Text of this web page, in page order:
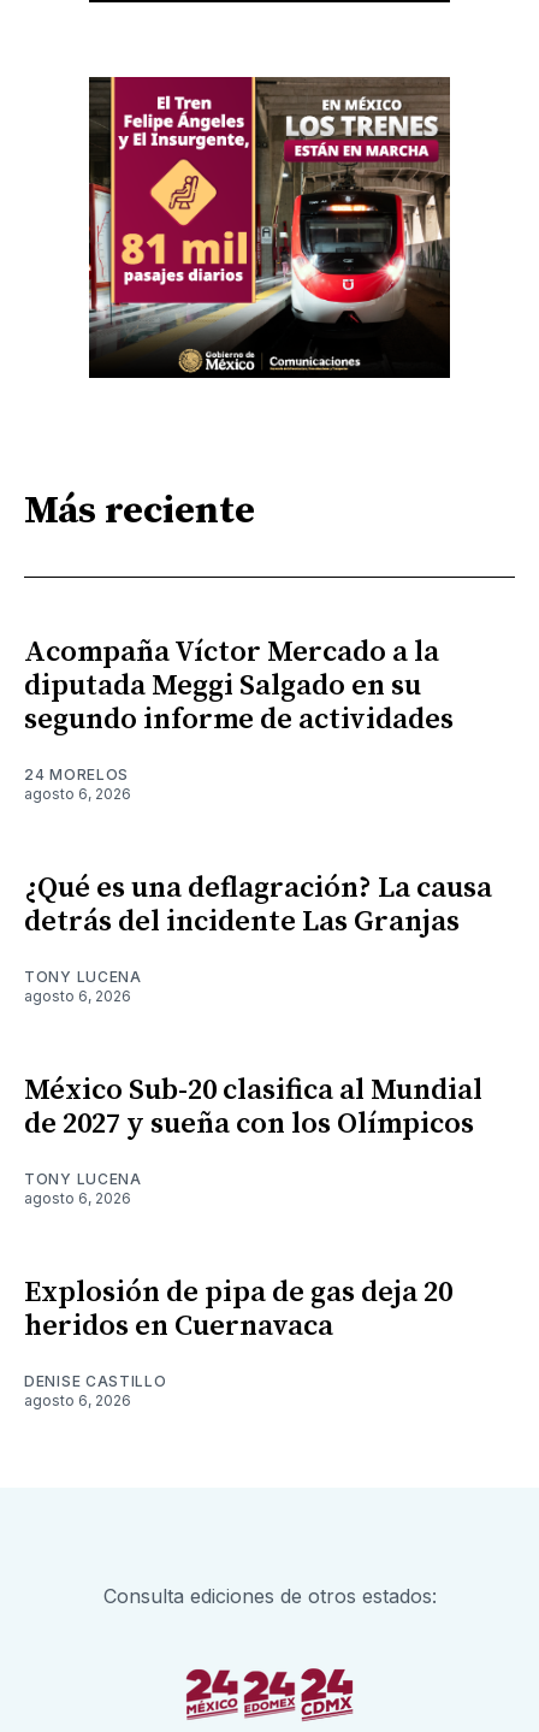
Más reciente
Acompaña Víctor Mercado a la
diputada Meggi Salgado en su
segundo informe de actividades
24 MORELOS
agosto 6, 2026
¿Qué es una deflagración? La causa
detrás del incidente Las Granjas
TONY LUCENA
agosto 6, 2026
México Sub-20 clasifica al Mundial
de 2027 y sueña con los Olímpicos
TONY LUCENA
agosto 6, 2026
Explosión de pipa de gas deja 20
heridos en Cuernavaca
DENISE CASTILLO
agosto 6, 2026
Consulta ediciones de otros estados: